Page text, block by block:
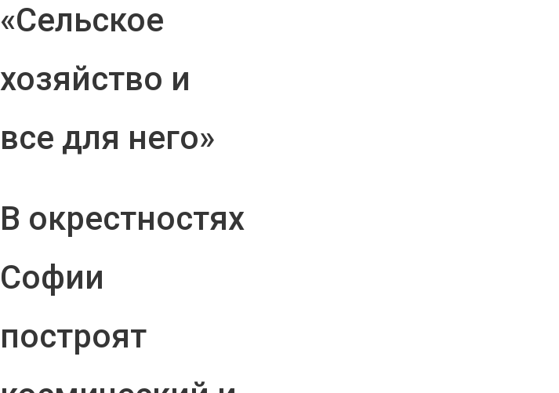
«Сельское
хозяйство и
все для него»
В окрестностях
Софии
построят